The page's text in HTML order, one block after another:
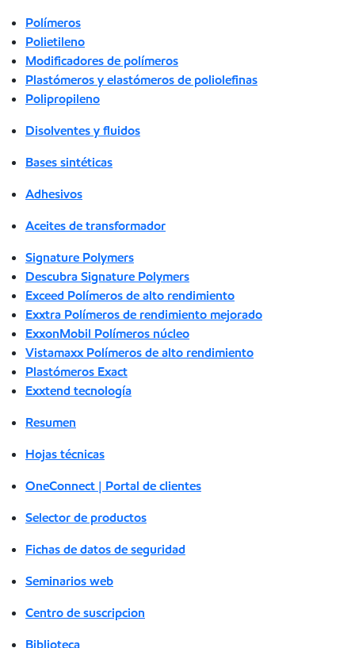
Polímeros
Polietileno
Modificadores de polímeros
Plastómeros y elastómeros de poliolefinas
Polipropileno
Disolventes y fluidos
Bases sintéticas
Adhesivos
Aceites de transformador
Signature Polymers
Descubra Signature Polymers
Exceed Polímeros de alto rendimiento
Exxtra Polímeros de rendimiento mejorado
ExxonMobil Polímeros núcleo
Vistamaxx Polímeros de alto rendimiento
Plastómeros Exact
Exxtend tecnología
Resumen
Hojas técnicas
OneConnect | Portal de clientes
Selector de productos
Fichas de datos de seguridad
Seminarios web
Centro de suscripcion
Biblioteca